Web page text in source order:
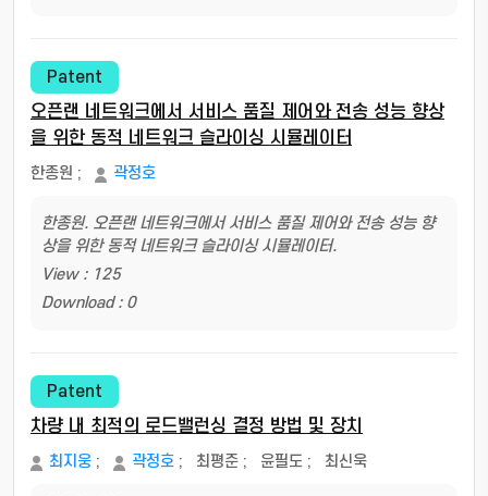
Patent
오픈랜 네트워크에서 서비스 품질 제어와 전송 성능 향상
을 위한 동적 네트워크 슬라이싱 시뮬레이터
한종원 ; 곽정호
한종원. 오픈랜 네트워크에서 서비스 품질 제어와 전송 성능 향
상을 위한 동적 네트워크 슬라이싱 시뮬레이터.
View : 125
Download : 0
Patent
차량 내 최적의 로드밸런싱 결정 방법 및 장치
최지웅 ; 곽정호 ; 최평준 ; 윤필도 ; 최신욱